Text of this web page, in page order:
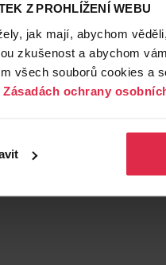
Z PROHLÍŽENÍ WEBU
jak mají, abychom
zkušenost a abychom
všech souborů cookies a
Zásadách ochrany